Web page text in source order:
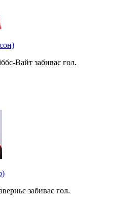
Вайт забиває гол.
забиває гол.